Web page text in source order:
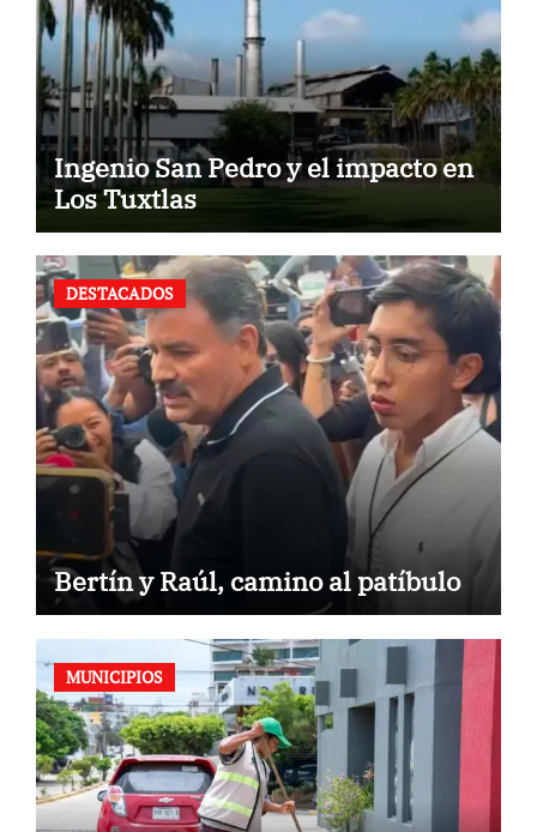
Ingenio San Pedro y el impacto en
Los Tuxtlas
DESTACADOS
Bertín y Raúl, camino al patíbulo
MUNICIPIOS